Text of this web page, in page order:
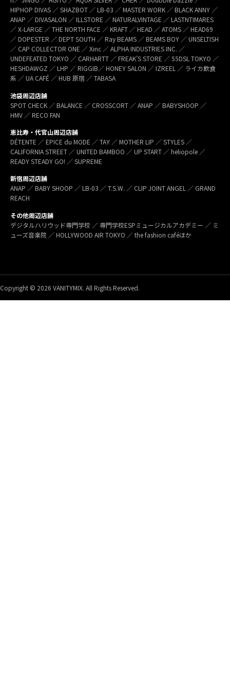
HIPHOP DIVAS ／ SHAZBOT ／ LB-03 ／ MASTER WORK ／ BLACK ANNY ／
ANAP ／ DIVASALON ／ ILLSTORE ／ NATURALVINTAGE ／ LASTNTIMARES
／ X-LARGE ／ THE NORTH FACE ／ KRAFT ／ HEAD ／ ATOMS ／ HEAD69
／ DOPESTER ／ DEPT SOUTH ／ Ray BEAMS ／ BEAMS BOY ／ UNSELTISH
／ CAP COLLECTOR ONE ／ Xinc ／ ALPHA INDUSTRIES INC. ／
UNDEFEATED TOKYO ／ CARHARTT ／ FREAK’S STORE ／ 55DSL TOKYO ／
HESHDAWGZ ／ LHP ／ RIGGIB／ HONEY SALON ／ IZREEL ／ ライカ飲食
系 ／ UA CAFÉ ／ HUB 原宿 ／ TABASA
池袋周辺店舗
SPOT CHECK ／ BALANCE ／ CROSSCORT ／ ANAP ／ BABYSHOOP ／
HMV ／ RECO FAN
恵比寿・代官山周辺店舗
DÉTENTE ／ EPICE du MODE ／ TAY ／ MOTHER LIP ／ STYLES ／
CALIFORNIA STREET ／ UNITED BAMBOO ／ UP START ／ heliopole ／
READY STEADY GO! ／ SUPREME
新宿周辺店舗
ANAP ／ BABY SHOOP ／ LB-03 ／ T.S.W. ／ CLIP JOINT ANGEL ／ GRAND
REACH
その他周辺店舗
デジタルハリウッド専門学校 ／ 専門学校ESPミュージカルアカデミー ／ ミ
ューズ音楽院 ／ HOLLYWOOD AIR TOKYO ／ the fashion caféほか
Copyright © 2026 VANITYMIX. All Rights Reserved.